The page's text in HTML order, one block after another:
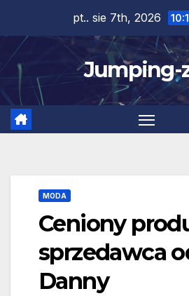
content
pt.. sie 7th, 2026
Jumping-
MODA
Ceniony
sprzedawca
Danny